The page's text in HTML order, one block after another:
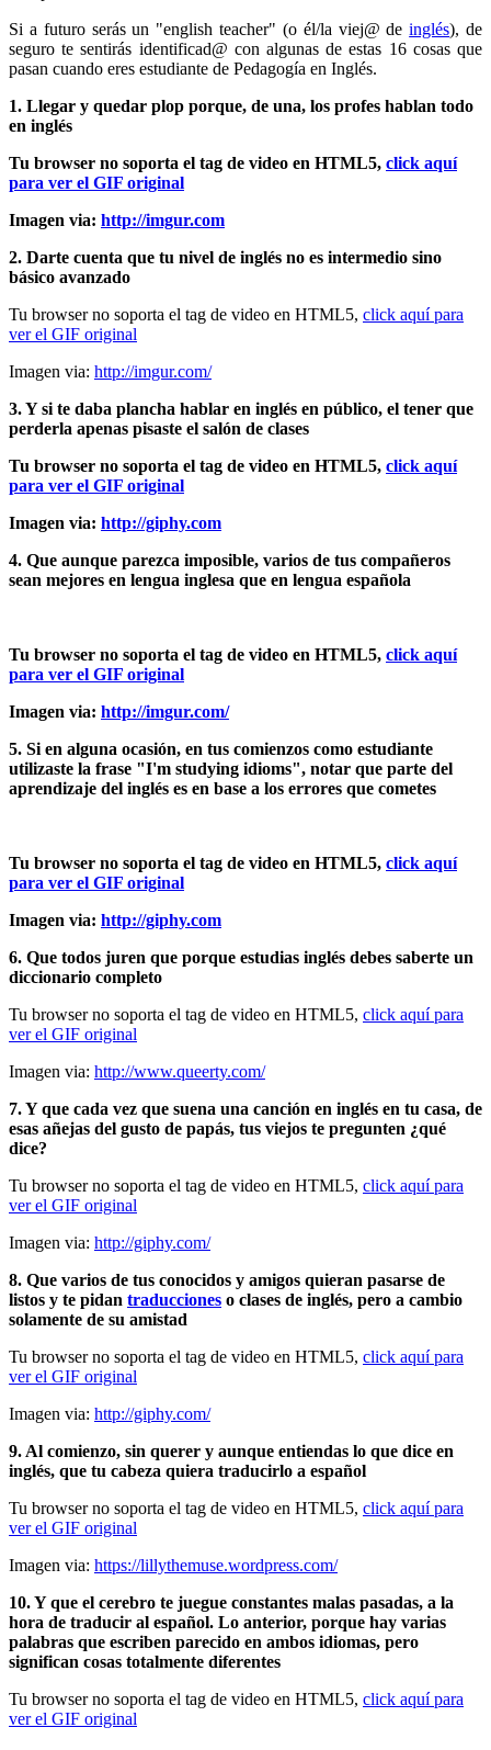
Si a futuro serás un "english teacher" (o él/la viej@ deinglés), de
seguro te sentirás identificad@ con algunas de estas 16 cosas que
pasan cuando eres estudiante de Pedagogía en Inglés.
1. Llegar y quedar plop porque, de una, los profes hablan todo
en inglés
Tu browser no soporta el tag de video en HTML5, click aquí
para ver el GIF original
Imagen via: http://imgur.com
2. Darte cuenta que tu nivel de inglés no es intermedio sino
básico avanzado
Tu browser no soporta el tag de video en HTML5, click aquí para
ver el GIF original
Imagen via: http://imgur.com/
3. Y si te daba plancha hablar en inglés en público, el tener que
perderla apenas pisaste el salón de clases
Tu browser no soporta el tag de video en HTML5, click aquí
para ver el GIF original
Imagen via: http://giphy.com
4. Que aunque parezca imposible, varios de tus compañeros
sean mejores en lengua inglesa que en lengua española
Tu browser no soporta el tag de video en HTML5, click aquí
para ver el GIF original
Imagen via: http://imgur.com/
5. Si en alguna ocasión, en tus comienzos como estudiante
utilizaste la frase "I'm studying idioms", notar que parte del
aprendizaje del inglés es en base a los errores que cometes
Tu browser no soporta el tag de video en HTML5, click aquí
para ver el GIF original
Imagen via: http://giphy.com
6. Que todos juren que porque estudias inglés debes saberte un
diccionario completo
Tu browser no soporta el tag de video en HTML5, click aquí para
ver el GIF original
Imagen via: http://www.queerty.com/
7. Y que cada vez que suena una canción en inglés en tu casa, de
esas añejas del gusto de papás, tus viejos te pregunten ¿qué
dice?
Tu browser no soporta el tag de video en HTML5, click aquí para
ver el GIF original
Imagen via: http://giphy.com/
8. Que varios de tus conocidos y amigos quieran pasarse de
listos y te pidan traducciones o clases de inglés, pero a cambio
solamente de su amistad
Tu browser no soporta el tag de video en HTML5, click aquí para
ver el GIF original
Imagen via: http://giphy.com/
9. Al comienzo, sin querer y aunque entiendas lo que dice en
inglés, que tu cabeza quiera traducirlo a español
Tu browser no soporta el tag de video en HTML5, click aquí para
ver el GIF original
Imagen via: https://lillythemuse.wordpress.com/
10. Y que el cerebro te juegue constantes malas pasadas, a la
hora de traducir al español. Lo anterior, porque hay varias
palabras que escriben parecido en ambos idiomas, pero
significan cosas totalmente diferentes
Tu browser no soporta el tag de video en HTML5, click aquí para
ver el GIF original